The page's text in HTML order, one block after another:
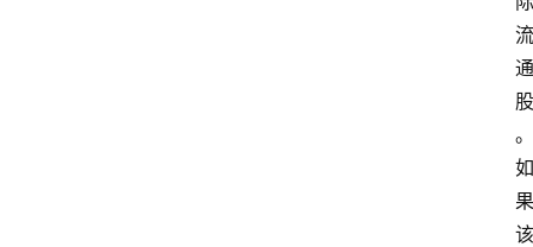
流
通
股
。
如
果
该